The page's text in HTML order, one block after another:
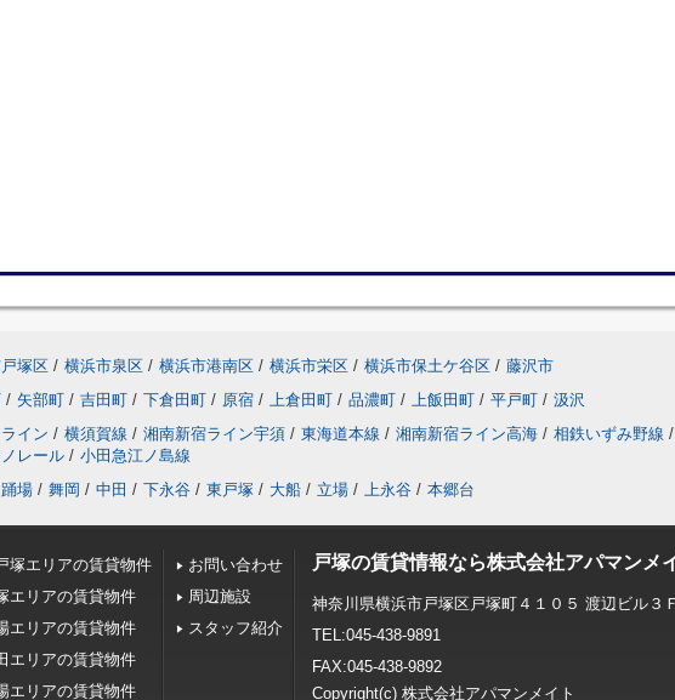
塚区 / 横浜市泉区 / 横浜市港南区 / 横浜市栄区 / 横浜市保土ケ谷区 / 藤沢市
/ 矢部町 / 吉田町 / 下倉田町 / 原宿 / 上倉田町 / 品濃町 / 上飯田町 / 平戸町 / 汲沢
イン / 横須賀線 / 湘南新宿ライン宇須 / 東海道本線 / 湘南新宿ライン高海 / 相鉄いずみ野線 /
レール / 小田急江ノ島線
踊場 / 舞岡 / 中田 / 下永谷 / 東戸塚 / 大船 / 立場 / 上永谷 / 本郷台
塚エリアの賃貸物件
エリアの賃貸物件
エリアの賃貸物件
エリアの賃貸物件
エリアの賃貸物件
お問い合わせ
周辺施設
スタッフ紹介
戸塚の賃貸情報なら株式会社アパマンメ
神奈川県横浜市戸塚区戸塚町４１０５ 渡辺ビル３Ｆ
TEL:045-438-9891
FAX:045-438-9892
Copyright(c) 株式会社アパマンメイト